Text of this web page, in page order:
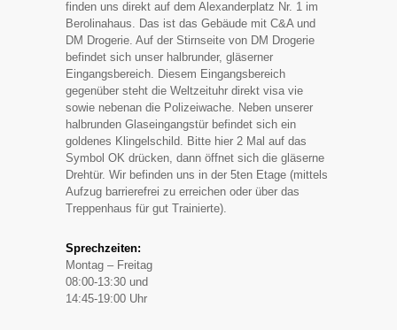
finden uns direkt auf dem Alexanderplatz Nr. 1 im
Berolinahaus. Das ist das Gebäude mit C&A und
DM Drogerie. Auf der Stirnseite von DM Drogerie
befindet sich unser halbrunder, gläserner
Eingangsbereich. Diesem Eingangsbereich
gegenüber steht die Weltzeituhr direkt visa vie
sowie nebenan die Polizeiwache. Neben unserer
halbrunden Glaseingangstür befindet sich ein
goldenes Klingelschild. Bitte hier 2 Mal auf das
Symbol OK drücken, dann öffnet sich die gläserne
Drehtür. Wir befinden uns in der 5ten Etage (mittels
Aufzug barrierefrei zu erreichen oder über das
Treppenhaus für gut Trainierte).
Sprechzeiten:
Montag – Freitag
08:00-13:30 und
14:45-19:00 Uhr